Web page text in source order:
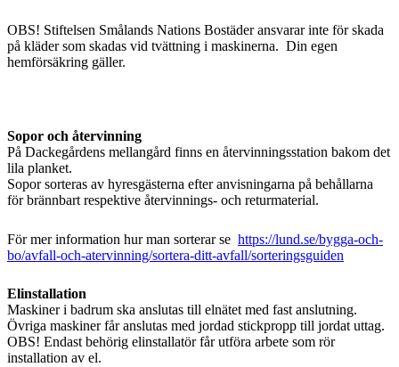
OBS! Stiftelsen Smålands Nations Bostäder ansvarar inte för skada
på kläder som skadas vid tvättning i maskinerna. Din egen
hemförsäkring gäller.
Sopor och återvinning
På Dackegårdens mellangård finns en återvinningsstation bakom det
lila planket.
Sopor sorteras av hyresgästerna efter anvisningarna på behållarna
för brännbart respektive återvinnings- och returmaterial.
För mer information hur man sorterar se https://lund.se/bygga-och-
bo/avfall-och-atervinning/sortera-ditt-avfall/sorteringsguiden
Elinstallation
Maskiner i badrum ska anslutas till elnätet med fast anslutning.
Övriga maskiner får anslutas med jordad stickpropp till jordat uttag.
OBS! Endast behörig elinstallatör får utföra arbete som rör
installation av el.